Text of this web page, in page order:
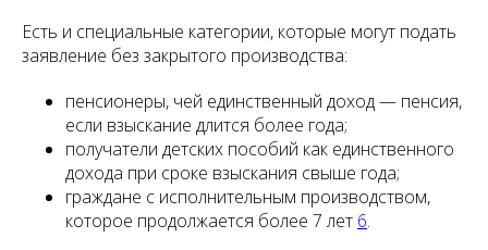
Есть и специальные категории, которые могут подать
заявление без закрытого производства:
пенсионеры, чей единственный доход — пенсия,
если взыскание длится более года;
получатели детских пособий как единственного
дохода при сроке взыскания свыше года;
граждане с исполнительным производством,
которое продолжается более 7 лет 6.